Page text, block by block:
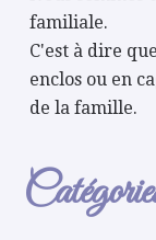
familiale.
C'est à dire
enclos ou en
de la famille.